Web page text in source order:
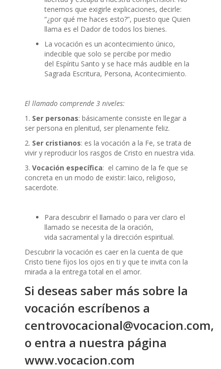
tenemos que exigirle explicaciones, decirle:
“¿por qué me haces esto?”, puesto que Quien
llama es el Dador de todos los bienes.
La vocación es un acontecimiento único,
indecible que solo se percibe por medio
del Espíritu Santo y se hace más audible en la
Sagrada Escritura, Persona, Acontecimiento.
El llamado comprende 3 niveles:
1. Ser personas: básicamente consiste en llegar a
ser persona en plenitud, ser plenamente feliz.
2. Ser cristianos: es la vocación a la Fe, se trata de
vivir y reproducir los rasgos de Cristo en nuestra vida.
3. Vocación específica: el camino de la fe que se
concreta en un modo de existir: laico, religioso,
sacerdote.
Para descubrir el llamado o para ver claro el
llamado se necesita de la oración,
vida sacramental y la dirección espiritual.
Descubrir la vocación es caer en la cuenta de que
Cristo tiene fijos los ojos en ti y que te invita con la
mirada a la entrega total en el amor.
Si deseas saber más sobre la
vocación escríbenos a
centrovocacional@vocacion.com,
o entra a nuestra página
www.vocacion.com